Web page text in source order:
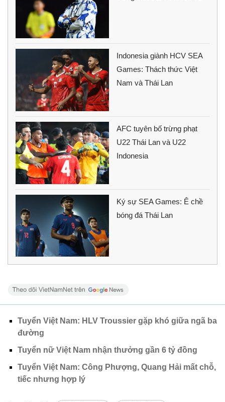
Indonesia giành HCV SEA
Games: Thách thức Việt
Nam và Thái Lan
AFC tuyên bố trừng phạt
U22 Thái Lan và U22
Indonesia
Ký sự SEA Games: Ê chề
bóng đá Thái Lan
Tuyển Việt Nam: HLV Troussier gặp khó giữa ngã ba
đường
Tuyển nữ Việt Nam nhận thưởng gần 6 tỷ đồng
Tuyển Việt Nam: Công Phượng, Quang Hải mất chỗ,
tiếc nhưng hợp lý